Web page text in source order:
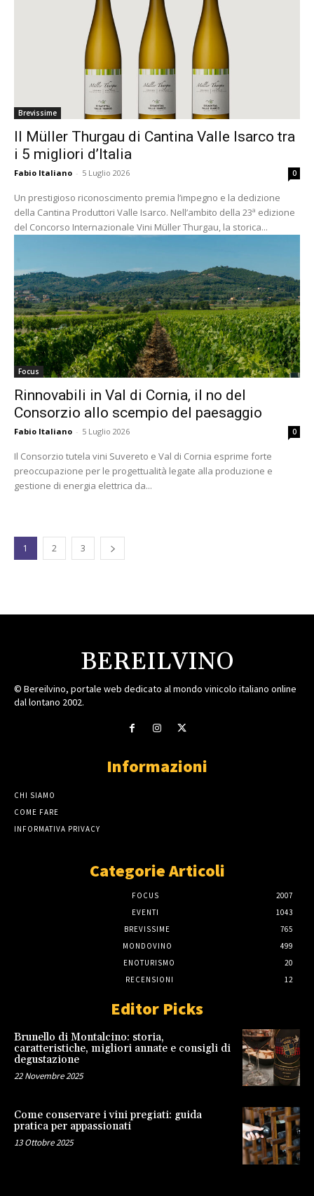
Brevissime
Il Müller Thurgau di Cantina Valle Isarco tra
i 5 migliori d’Italia
Fabio Italiano - 5 Luglio 2026 0
Un prestigioso riconoscimento premia l’impegno e la dedizione
della Cantina Produttori Valle Isarco. Nell’ambito della 23ª edizione
del Concorso Internazionale Vini Müller Thurgau, la storica...
Focus
Rinnovabili in Val di Cornia, il no del
Consorzio allo scempio del paesaggio
Fabio Italiano - 5 Luglio 2026 0
Il Consorzio tutela vini Suvereto e Val di Cornia esprime forte
preoccupazione per le progettualità legate alla produzione e
gestione di energia elettrica da...
1 2 3
BEREILVINO
© Bereilvino, portale web dedicato al mondo vinicolo italiano online
dal lontano 2002.
Informazioni
CHI SIAMO
COME FARE
INFORMATIVA PRIVACY
Categorie Articoli
FOCUS
2007
EVENTI
1043
BREVISSIME
765
MONDOVINO
499
ENOTURISMO
20
RECENSIONI
12
Editor Picks
Brunello di Montalcino: storia,
caratteristiche, migliori annate e consigli di
degustazione
22 Novembre 2025
Come conservare i vini pregiati: guida
pratica per appassionati
13 Ottobre 2025